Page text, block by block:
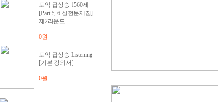
토익 급상승 1560제
[Part 5, 6 실전문제집] -
제2라운드
0원
토익 급상승 Listening
[기본 강의서]
0원